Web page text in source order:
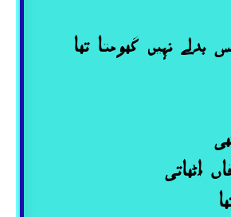
نہیں گھومتا تھا
اُٹھاتی